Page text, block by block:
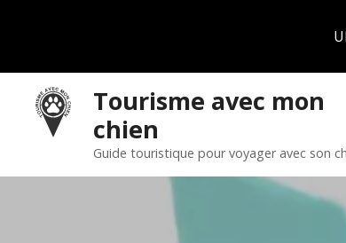
Tourisme avec mon
chien
Guide touristique pour voyager avec son